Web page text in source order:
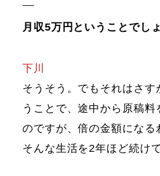
月収5万円ということでし
下川
そうそう。でもそれはさす
うことで、途中から原稿料
のですが、倍の金額になる
そんな生活を2年ほど続け